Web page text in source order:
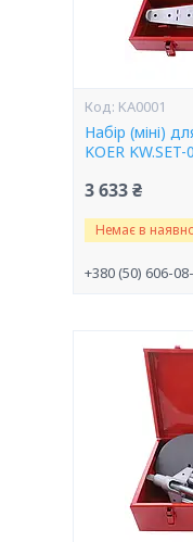
KA0001
Набір (міні)
KOER KW.SET-
3 633 ₴
Немає в
+380 (50) 606-